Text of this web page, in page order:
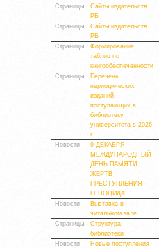
Страницы
Сайты издательств
РБ
Страницы
Сайты издательств
РБ
Страницы
Формирование
таблиц по
книгообеспеченности
Страницы
Перечень
периодических
изданий,
поступающих в
библиотеку
университета в 2026
г.
Новости
9 ДЕКАБРЯ —
МЕЖДУНАРОДНЫЙ
ДЕНЬ ПАМЯТИ
ЖЕРТВ
ПРЕСТУПЛЕНИЯ
ГЕНОЦИДА
Новости
Выставка в
читальном зале
Страницы
Структура
библиотеки
Новости
Новые поступления